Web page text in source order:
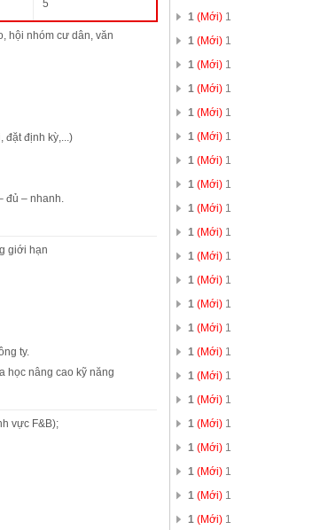
5
hội nhóm cư dân, văn
đặt định kỳ,...)
đủ – nhanh.
giới hạn
ty.
học nâng cao kỹ năng
vực F&B);
1 (Mới) 1
1 (Mới) 1
1 (Mới) 1
1 (Mới) 1
1 (Mới) 1
1 (Mới) 1
1 (Mới) 1
1 (Mới) 1
1 (Mới) 1
1 (Mới) 1
1 (Mới) 1
1 (Mới) 1
1 (Mới) 1
1 (Mới) 1
1 (Mới) 1
1 (Mới) 1
1 (Mới) 1
1 (Mới) 1
1 (Mới) 1
1 (Mới) 1
1 (Mới) 1
1 (Mới) 1